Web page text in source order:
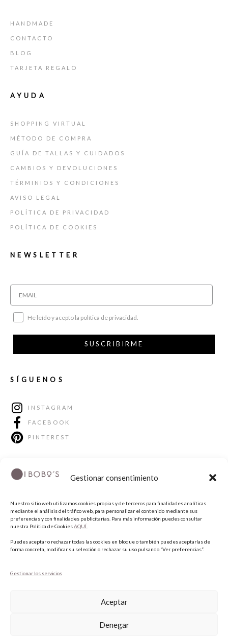
Gestionar consentimiento
Nuestro sitio web utilizamos cookies propias y de terceros para finalidades analíticas
mediante el análisis del tráfico web, para personalizar el contenido mediante sus
preferencias y con finalidades publicitarias. Para más información puedes consultar
nuestra Política de CookiesAQUÍ.
Puedes aceptar o rechazar todas las cookies en bloque o también puedes aceptarlas de
forma concreta, modificar su selección o rechazar su uso pulsando “Ver preferencias”.
Gestionar los servicios
Aceptar
Denegar
HANDMADE
CONTACTO
BLOG
TARJETA REGALO
AYUDA
SHOPPING VIRTUAL
MÉTODO DE COMPRA
GUÍA DE TALLAS Y CUIDADOS
CAMBIOS Y DEVOLUCIONES
TÉRMINIOS Y CONDICIONES
AVISO LEGAL
POLÍTICA DE PRIVACIDAD
POLÍTICA DE COOKIES
NEWSLETTER
He leído y acepto la política de privacidad.
SUSCRIBIRME
SÍGUENOS
INSTAGRAM
FACEBOOK
PINTEREST